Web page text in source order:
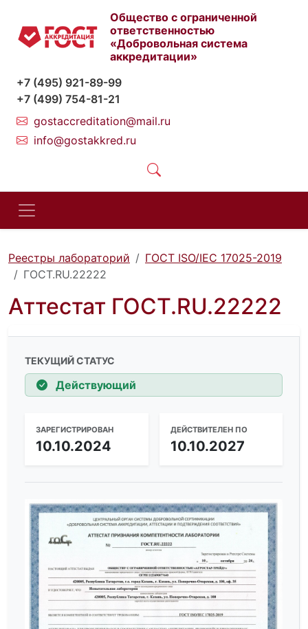
Общество с ограниченной
ответственностью
«Добровольная система
аккредитации»
+7 (495) 921-89-99
+7 (499) 754-81-21
gostaccreditation@mail.ru
info@gostakkred.ru
Реестры лабораторий
ГОСТ ISO/IEC 17025-2019
ГОСТ.RU.22222
Аттестат ГОСТ.RU.22222
ТЕКУЩИЙ СТАТУС
Действующий
ЗАРЕГИСТРИРОВАН
10.10.2024
ДЕЙСТВИТЕЛЕН ПО
10.10.2027